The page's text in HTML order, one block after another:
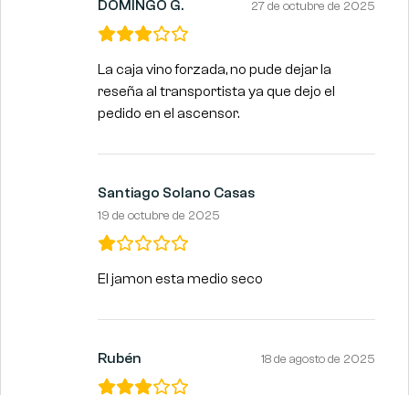
DOMINGO G. 27 de octubre de 2025
La caja vino forzada, no pude dejar la
reseña al transportista ya que dejo el
pedido en el ascensor.
Santiago Solano Casas
19 de octubre de 2025
El jamon esta medio seco
Rubén 18 de agosto de 2025